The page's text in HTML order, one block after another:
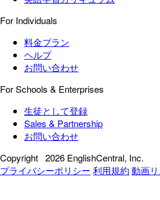
For Individuals
料金プラン
ヘルプ
お問い合わせ
For Schools & Enterprises
生徒として登録
Sales & Partnership
お問い合わせ
Copyright 2026 EnglishCentral, Inc.
プライバシーポリシー 利用規約 動画